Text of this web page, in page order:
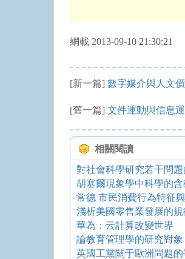
網載 2013-09-10 21:30:21
[新一篇] 數字媒介與人文
[舊一篇] 文件運動與信息
相關閱讀
對社會科學研究若干問
胡塞爾現象學中科學的含
常德 市民消費行為特征
淺析美國零售業發展的規
華為：云計算改變世界
論教育管理學的研究對象
英國工黨關于歐洲問題